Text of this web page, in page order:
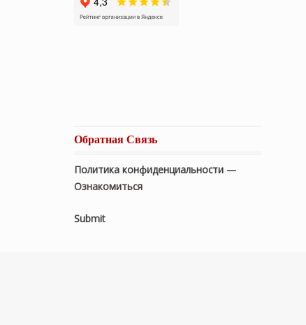
Обратная Связь
Политика конфиденциальности —
Ознакомиться
Submit